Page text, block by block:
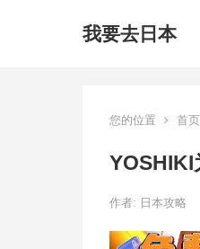
我要去日本
您的位置 首页
YOSHIKI
作者: 日本攻略